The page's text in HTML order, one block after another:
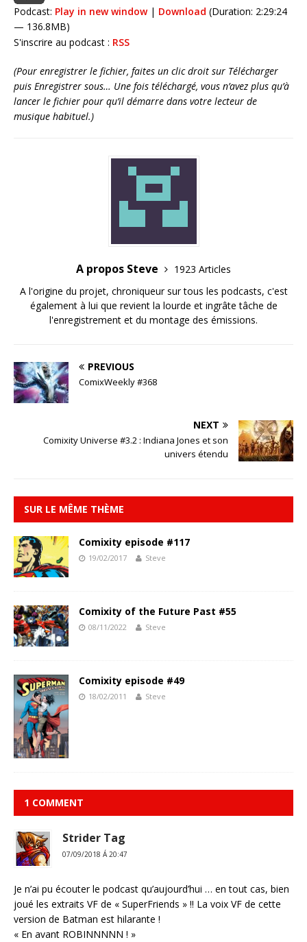
Podcast: Play in new window| Download (Duration: 2:29:24
— 136.8MB)
S'inscrire au podcast : RSS
(Pour enregistrer le fichier, faites un clic droit sur Télécharger
puis Enregistrer sous… Une fois téléchargé, vous n’avez plus qu’à
lancer le fichier pour qu’il démarre dans votre lecteur de
musique habituel.)
A propos Steve
1923 Articles
A l'origine du projet, chroniqueur sur tous les podcasts, c'est
également à lui que revient la lourde et ingrâte tâche de
l'enregistrement et du montage des émissions.
PREVIOUS
ComixWeekly #368
NEXT
Comixity Universe #3.2 : Indiana Jones et son
univers étendu
SUR LE MÊME THÈME
Comixity episode #117
19/02/2017 Steve
Comixity of the Future Past #55
08/11/2022 Steve
Comixity episode #49
18/02/2011 Steve
1 COMMENT
Strider Tag
07/09/2018 Á 20:47
Je n’ai pu écouter le podcast qu’aujourd’hui … en tout cas, bien
joué les extraits VF de « SuperFriends » !! La voix VF de cette
version de Batman est hilarante !
« En avant ROBINNNNN ! »